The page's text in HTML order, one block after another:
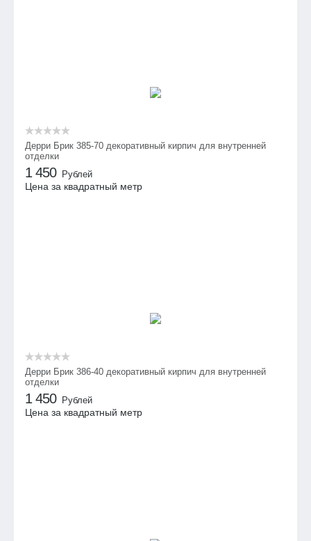
Дерри Брик 385-70 декоративный кирпич для внутренней
отделки
1 450 Рублей
Цена за квадратный метр
Дерри Брик 386-40 декоративный кирпич для внутренней
отделки
1 450 Рублей
Цена за квадратный метр